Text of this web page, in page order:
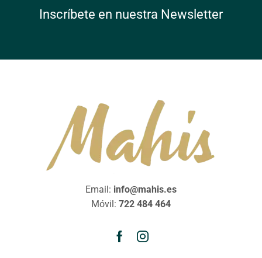
Inscríbete en nuestra Newsletter
Email: info@mahis.es
Móvil: 722 484 464